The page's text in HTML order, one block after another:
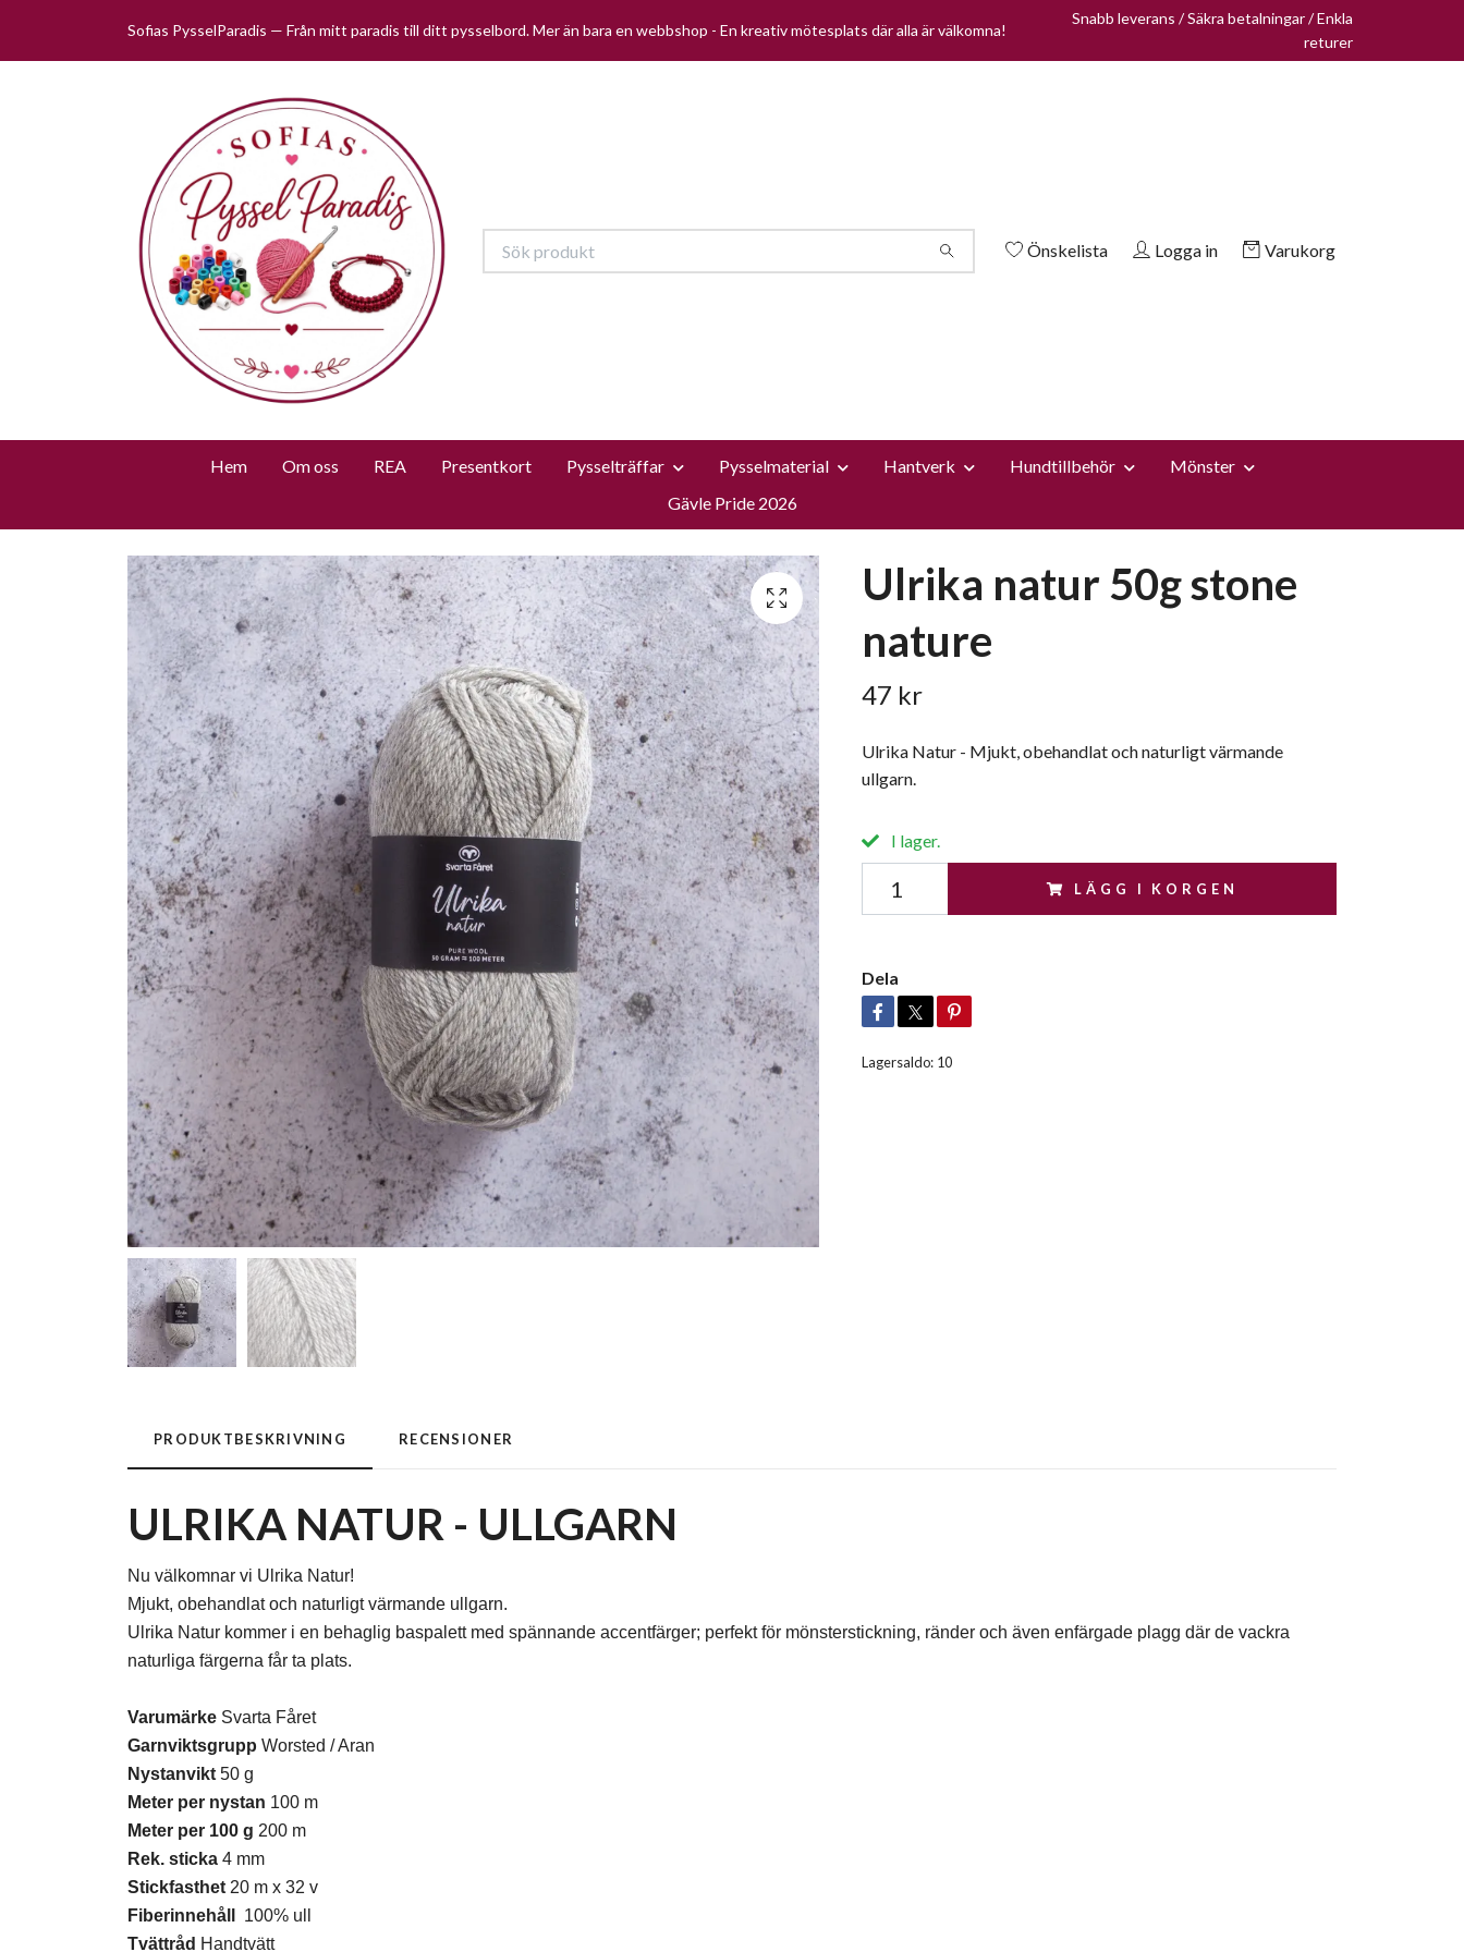
Sofias PysselParadis — Från mitt paradis till ditt pysselbord. Mer än bara en webbshop - En kreativ mötesplats där alla är välkomna!
Snabb leverans / Säkra betalningar / Enkla
returer
Önskelista Logga in Varukorg
Hem Om oss REA Presentkort Pysselträffar Pysselmaterial Hantverk Hundtillbehör
Mönster
Gävle Pride 2026
Ulrika natur 50g stone
nature
47 kr
Ulrika Natur - Mjukt, obehandlat och naturligt värmande
ullgarn.
I lager.
LÄGG I KORGEN
Dela
Lagersaldo: 10
PRODUKTBESKRIVNING RECENSIONER
ULRIKA NATUR - ULLGARN
Nu välkomnar vi Ulrika Natur!
Mjukt, obehandlat och naturligt värmande ullgarn.
Ulrika Natur kommer i en behaglig baspalett med spännande accentfärger; perfekt för mönsterstickning, ränder och även enfärgade plagg där de vackra
naturliga färgerna får ta plats.
Varumärke Svarta Fåret
Garnviktsgrupp Worsted / Aran
Nystanvikt 50 g
Meter per nystan 100 m
Meter per 100 g 200 m
Rek. sticka 4 mm
Stickfasthet 20 m x 32 v
Fiberinnehåll
100% ull
Tvättråd Handtvätt